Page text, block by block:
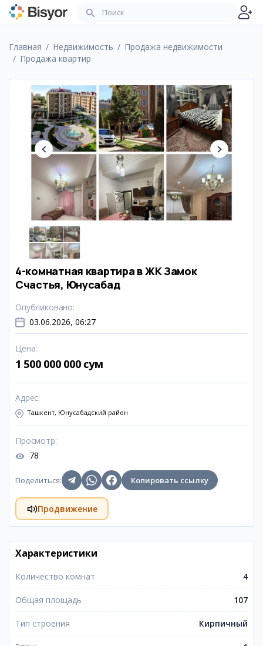
Главная Недвижимость
Продажа недвижимости
Продажа квартир
4-комнатная квартира в ЖК Замок
Счастья, Юнусабад
Опубликовано:
03.06.2026, 06:27
Цена:
1 500 000 000 сум
Адрес:
Ташкент, Юнусабадский район
Просмотр:
78
Поделиться: Копировать ссылку
Продвижение
Характеристики
Количество комнат 4
Общая площадь 107
Тип строения Кирпичный